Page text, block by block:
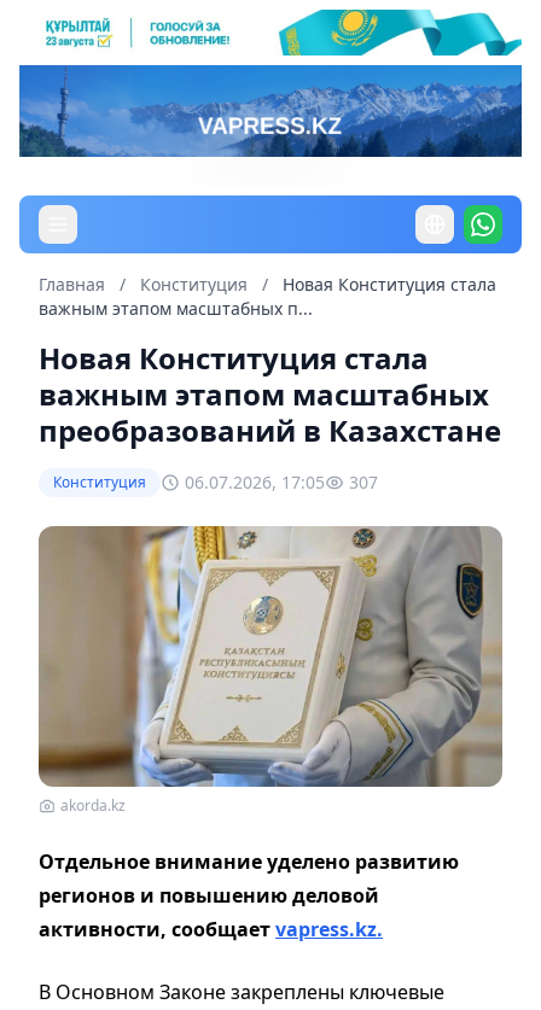
Главная / Конституция /
Новая Конституция стала
важным этапом масштабных п...
Новая Конституция стала
важным этапом масштабных
преобразований в Казахстане
Конституция 06.07.2026, 17:05 307
akorda.kz
Отдельное внимание уделено развитию
регионов и повышению деловой
активности, сообщаетvapress.kz.
В Основном Законе закреплены ключевые